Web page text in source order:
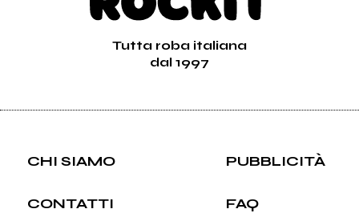
Tutta roba italiana
dal 1997
CHI SIAMO PUBBLICITÀ
CONTATTI FAQ